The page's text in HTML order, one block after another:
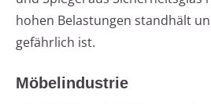
hohen Belastungen standhält
gefährlich ist.
Möbelindustrie